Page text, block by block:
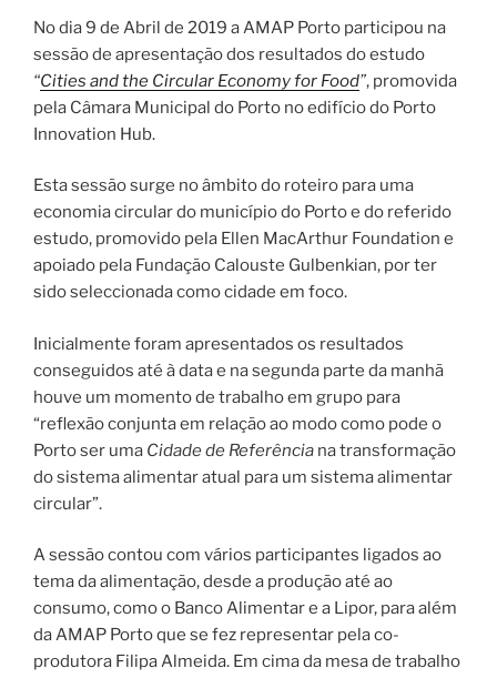
No dia 9 de Abril de 2019 a AMAP Porto participou na
sessão de apresentação dos resultados do estudo
“Cities and the Circular Economy for Food”, promovida
pela Câmara Municipal do Porto no edifício do Porto
Innovation Hub.
Esta sessão surge no âmbito do roteiro para uma
economia circular do município do Porto e do referido
estudo, promovido pela Ellen MacArthur Foundation e
apoiado pela Fundação Calouste Gulbenkian, por ter
sido seleccionada como cidade em foco.
Inicialmente foram apresentados os resultados
conseguidos até à data e na segunda parte da manhã
houve um momento de trabalho em grupo para
“reflexão conjunta em relação ao modo como pode o
Porto ser uma Cidade de Referência na transformação
do sistema alimentar atual para um sistema alimentar
circular”.
A sessão contou com vários participantes ligados ao
tema da alimentação, desde a produção até ao
consumo, como o Banco Alimentar e a Lipor, para além
da AMAP Porto que se fez representar pela co-
produtora Filipa Almeida. Em cima da mesa de trabalho